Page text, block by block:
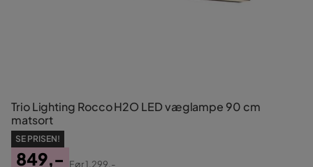
Trio Lighting Rocco H2O LED væglampe 90 cm
matsort
SE PRISEN!
849,-
Før1.299,-